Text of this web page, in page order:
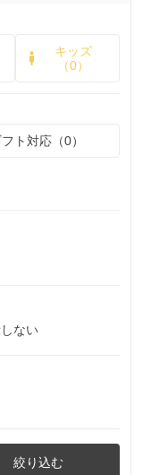
キッズ
（0）
ト対応（0）
ない
絞り込む